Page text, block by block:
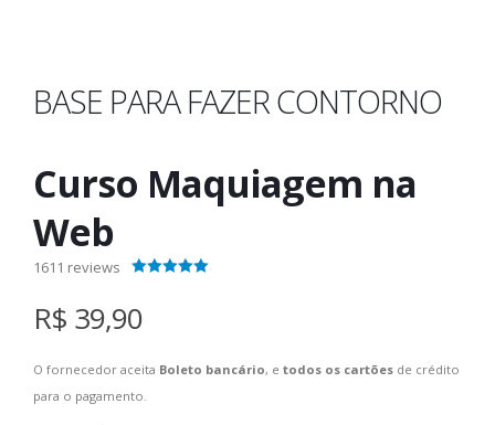
BASE PARA FAZER CONTORNO
Curso Maquiagem na
Web
1611 reviews
R$ 39,90
O fornecedor aceita Boleto bancário, e todos os cartões de crédito
para o pagamento.